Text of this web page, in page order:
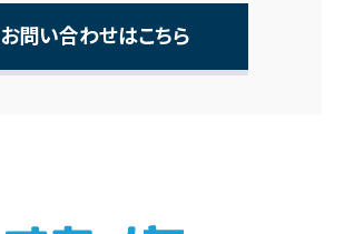
お問い合わせはこちら